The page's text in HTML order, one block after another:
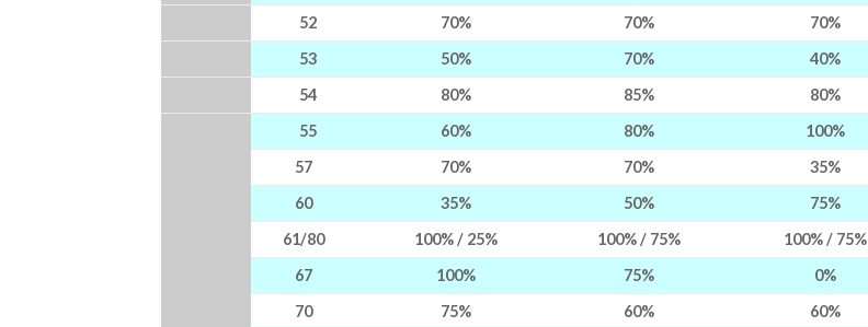
52
70% 70%
70%
53
50% 70%
40%
54
80% 85% 80%
55 60% 80%
100%
57
70% 70%
35%
60
35% 50%
75%
61/80
100% / 25% 100% / 75%
100% / 75%
67
100% 75%
0%
70
75% 60%
60%